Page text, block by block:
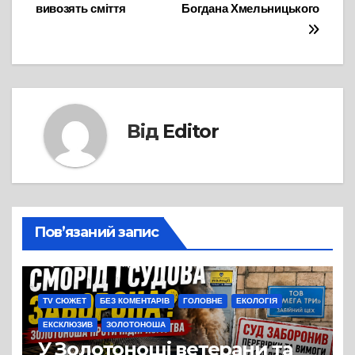
Богдана Хмельницького
вивозять сміття
Від Editor
Пов’язаний запис
TV СЮЖЕТ БЕЗ КОМЕНТАРІВ ГОЛОВНЕ ЕКОЛОГІЯ
ЕКСКЛЮЗИВ ЗОЛОТОНОША
У Золотоноші ветерани та